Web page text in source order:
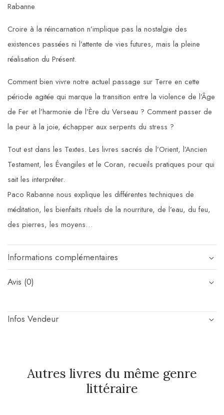
Rabanne
Croire à la réincarnation n’implique pas la nostalgie des
existences passées ni l’attente de vies futures, mais la pleine
réalisation du Présent.
Comment bien vivre notre actuel passage sur Terre en cette
période agitée qui marque la transition entre la violence de l’Âge
de Fer et l’harmonie de l’Ère du Verseau ? Comment passer de
la peur à la joie, échapper aux serpents du stress ?
Tout est dans les Textes. Les livres sacrés de l’Orient, l’Ancien
Testament, les Évangiles et le Coran, recueils pratiques pour qui
sait les interpréter.
Paco Rabanne nous explique les différentes techniques de
méditation, les bienfaits rituels de la nourriture, de l’eau, du feu,
des pierres, les moyens…
Informations complémentaires
Avis (0)
Infos Vendeur
Autres livres du même genre
littéraire